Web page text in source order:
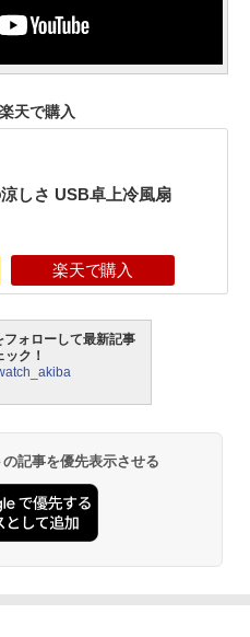
天で購入
しさ USB卓上冷風扇
楽天で購入
ォローして最新記事
ック！
記事を優先表示させる